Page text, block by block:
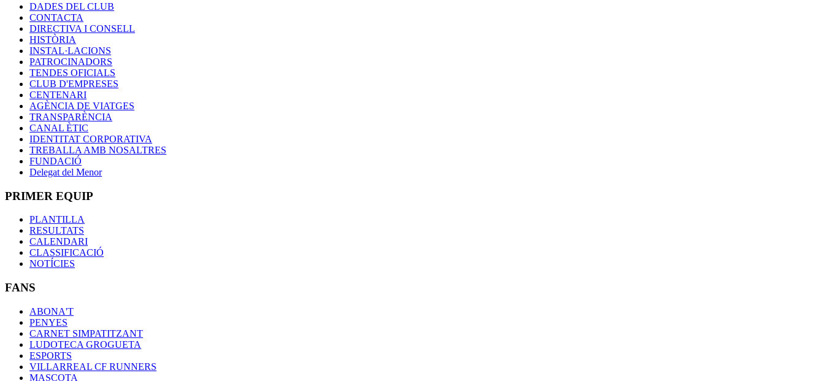
DADES DEL CLUB
CONTACTA
DIRECTIVA I CONSELL
HISTÒRIA
INSTAL·LACIONS
PATROCINADORS
TENDES OFICIALS
CLUB D'EMPRESES
CENTENARI
AGÈNCIA DE VIATGES
TRANSPARÈNCIA
CANAL ÈTIC
IDENTITAT CORPORATIVA
TREBALLA AMB NOSALTRES
FUNDACIÓ
Delegat del Menor
PRIMER EQUIP
PLANTILLA
RESULTATS
CALENDARI
CLASSIFICACIÓ
NOTÍCIES
FANS
ABONA'T
PENYES
CARNET SIMPATITZANT
LUDOTECA GROGUETA
ESPORTS
VILLARREAL CF RUNNERS
MASCOTA